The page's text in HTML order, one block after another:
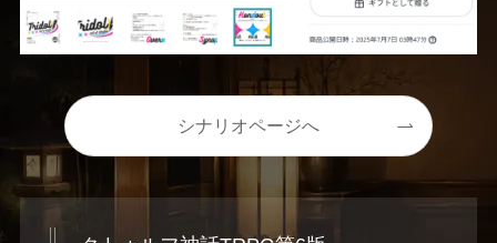
シナリオページへ